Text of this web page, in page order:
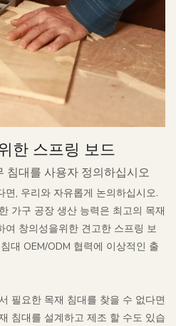
한 스프링 보드
침대를 사용자 정의하십시오
, 우리와 자유롭게 논의하십시오.
가구 공장 생산 능력은 최고의 목재
여 창의성을위한 견고한 스프링 보
대 OEM/ODM 협력에 이상적인 출
필요한 목재 침대를 찾을 수 없다면
침대를 설계하고 제조 할 수도 있습